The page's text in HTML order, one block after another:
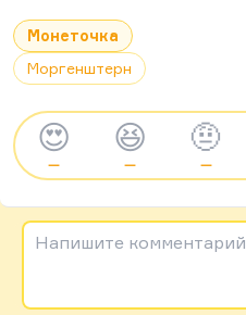
Монеточка
Моргенштерн
😍
—
😆
—
🤨
—
Напишите комментарий